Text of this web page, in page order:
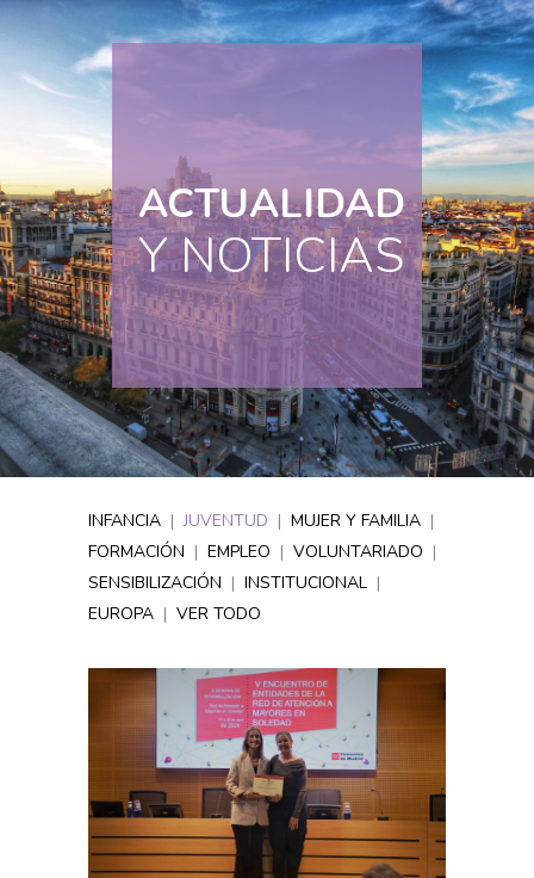
Y NOTICIAS
ACTUALIDAD
INFANCIA | JUVENTUD | MUJER Y FAMILIA |
FORMACIÓN | EMPLEO | VOLUNTARIADO |
SENSIBILIZACIÓN | INSTITUCIONAL |
EUROPA | VER TODO